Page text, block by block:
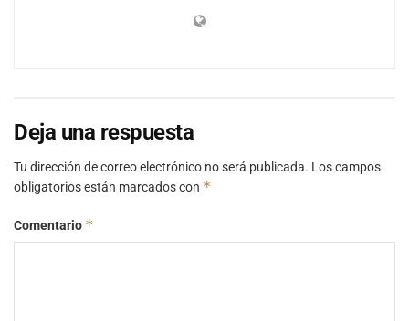
Deja una respuesta
Tu dirección de correo electrónico no será publicada. Los campos
obligatorios están marcados con *
Comentario *